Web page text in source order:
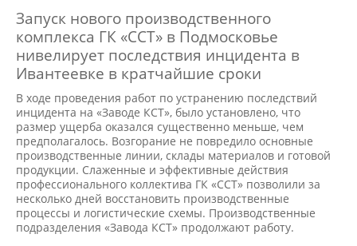
Запуск нового производственного
комплекса ГК «ССТ» в Подмосковье
нивелирует последствия инцидента в
Ивантеевке в кратчайшие сроки
В ходе проведения работ по устранению последствий
инцидента на «Заводе КСТ», было установлено, что
размер ущерба оказался существенно меньше, чем
предполагалось. Возгорание не повредило основные
производственные линии, склады материалов и готовой
продукции. Слаженные и эффективные действия
профессионального коллектива ГК «ССТ» позволили за
несколько дней восстановить производственные
процессы и логистические схемы. Производственные
подразделения «Завода КСТ» продолжают работу.